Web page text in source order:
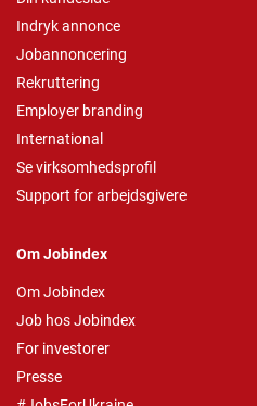
Indryk annonce
Jobannoncering
Rekruttering
Employer branding
International
Se virksomhedsprofil
Support for arbejdsgivere
Om Jobindex
Om Jobindex
Job hos Jobindex
For investorer
Presse